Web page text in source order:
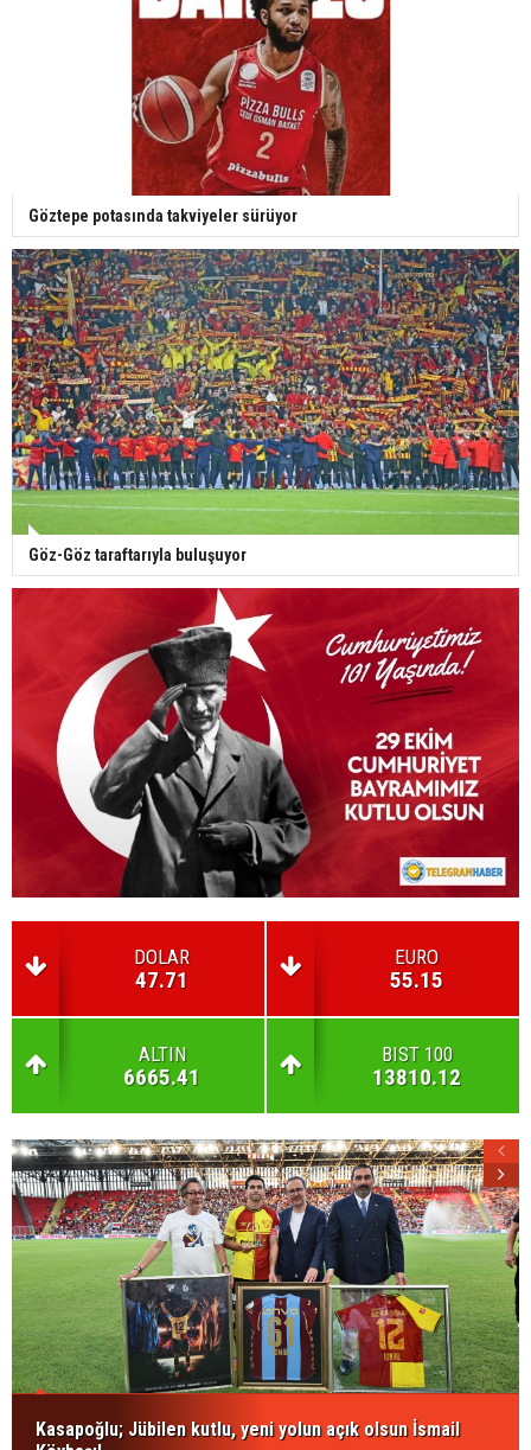
Göztepe potasında takviyeler sürüyor
Göz-Göz taraftarıyla buluşuyor
DOLAR
47.71
EURO
55.15
ALTIN
6665.41
BIST 100
13810.12
Kasapoğlu; Jübilen kutlu, yeni yolun açık olsun İsmail